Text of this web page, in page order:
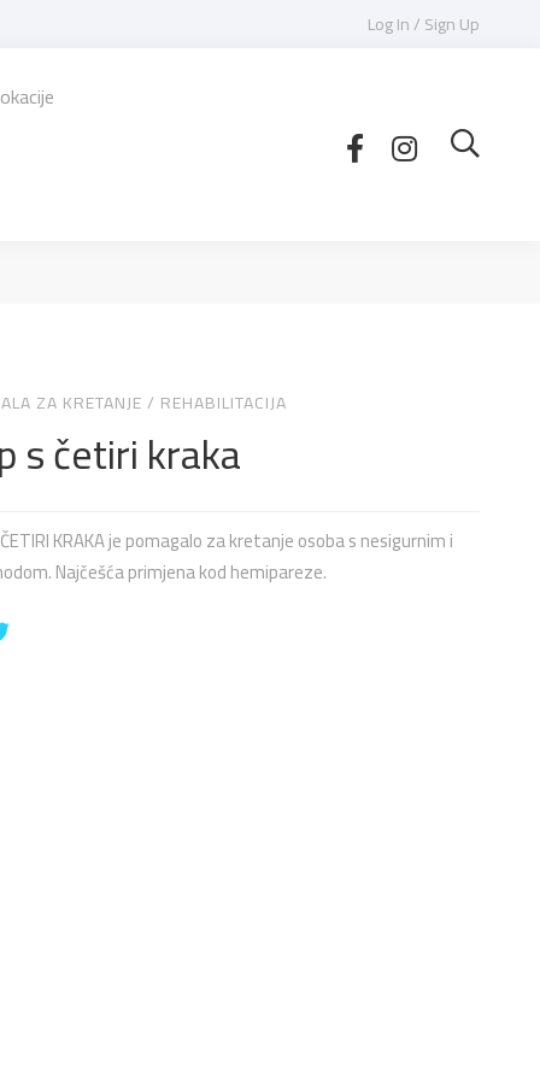
Log In / Sign Up
ZA KRETANJE/ REHABILITACIJA
s četiri kraka
KRAKA je pomagalo za kretanje osoba s nesigurnim i
Najčešća primjena kod hemipareze.